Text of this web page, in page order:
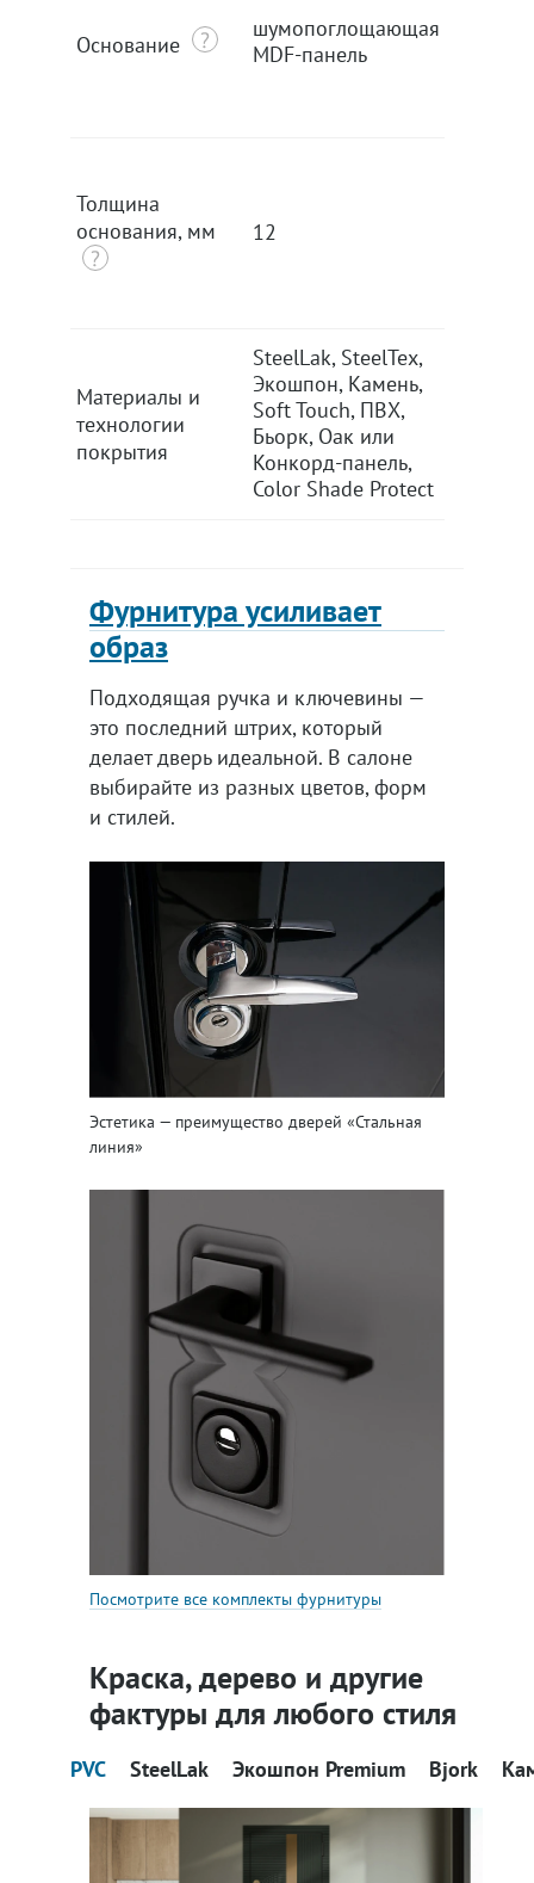
Основание
Толщина
основания, мм
Материалы и
технологии
покрытия
шумопоглощающая
MDF-панель
12
SteelLak, SteelTex,
Экошпон, Камень,
Soft Touch, ПВХ,
Бьорк, Оак или
Конкорд-панель,
Color Shade Protect
Фурнитура усиливает
образ
Подходящая ручка и ключевины —
это последний штрих, который
делает дверь идеальной. В салоне
выбирайте из разных цветов, форм
и стилей.
Эстетика — преимущество дверей «Стальная
линия»
Посмотрите все комплекты фурнитуры
Краска, дерево и другие
фактуры для любого стиля
PVC SteelLak Экошпон Premium Bjork